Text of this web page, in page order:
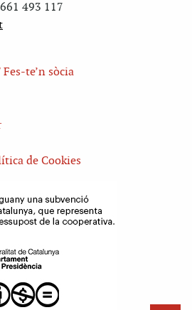
493 117
te’n sòcia
de Cookies